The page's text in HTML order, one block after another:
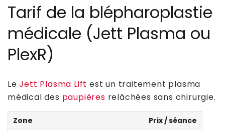
Tarif de la blépharoplastie
médicale (Jett Plasma ou
PlexR)
LeJett Plasma Lift est un traitement plasma
médical des paupières relâchées sans chirurgie.
Zone
Prix / séance